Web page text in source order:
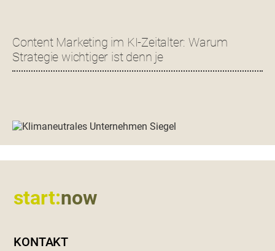
Content Marketing im KI-Zeitalter: Warum
Strategie wichtiger ist denn je
start:now
KONTAKT